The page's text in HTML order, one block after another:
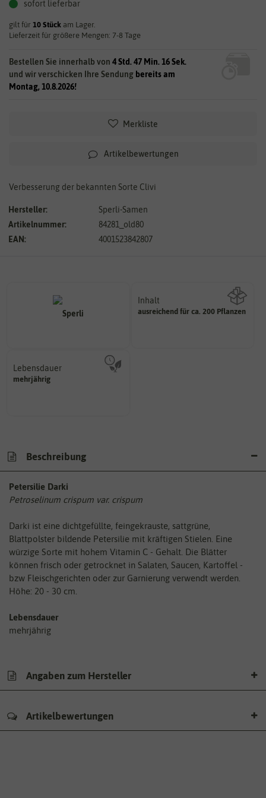
sofort lieferbar
gilt für 10 Stück am Lager.
Lieferzeit für größere Mengen: 7-8 Tage
Bestellen Sie innerhalb von 4 Std. 47 Min. 15 Sek.
und wir verschicken Ihre Sendung bereits am
Montag, 10.8.2026!
Merkliste
Artikelbewertungen
Verbesserung der bekannten Sorte Clivi
Hersteller:
Sperli-Samen
Artikelnummer:
84281_old80
EAN:
4001523842807
Inhalt
ausreichend für ca. 200 Pflanzen
Wie viel ist enthalten
Lebensdauer
mehrjährig
einjährig, zweijährig oder
mehrjährig.
Beschreibung
Petersilie Darki
Petroselinum crispum var. crispum
Darki ist eine dichtgefüllte, feingekrauste, sattgrüne,
Blattpolster bildende Petersilie mit kräftigen Stielen. Eine
würzige Sorte mit hohem Vitamin C - Gehalt. Die Blätter
können frisch oder getrocknet in Salaten, Saucen, Kartoffel -
bzw Fleischgerichten oder zur Garnierung verwendt werden.
Höhe: 20 - 30 cm.
Lebensdauer
mehrjährig
Angaben zum Hersteller
Artikelbewertungen